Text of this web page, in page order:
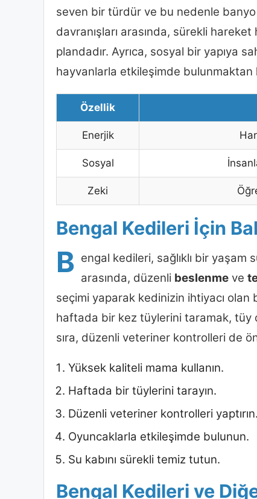
seven bir türdür ve bu nedenle
davranışları arasında, sürekli
plandadır. Ayrıca, sosyal bir yapıya
hayvanlarla etkileşimde bulunmaktan
Özellik
Enerjik
Sosyal
Zeki
Bengal Kedileri İçin
B engal kedileri, sağlıklı bir yaşam
arasında, düzenli beslenme ve
seçimi yaparak kedinizin ihtiyacı olan
haftada bir kez tüylerini taramak, tüy
sıra, düzenli veteriner kontrolleri de
Yüksek kaliteli mama kullanın.
Haftada bir tüylerini tarayın.
Düzenli veteriner kontrolleri yaptırın.
Oyuncaklarla etkileşimde bulunun.
Su kabını sürekli temiz tutun.
Bengal Kedileri ve